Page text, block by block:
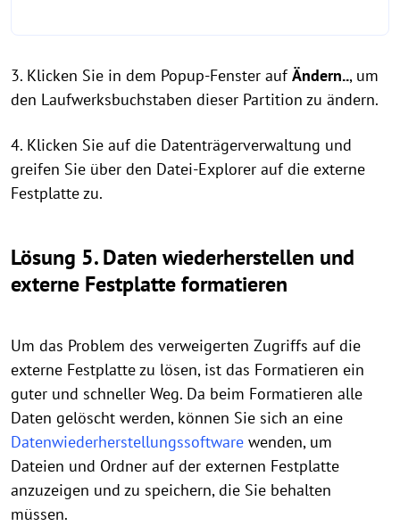
3. Klicken Sie in dem Popup-Fenster aufÄndern.., um
den Laufwerksbuchstaben dieser Partition zu ändern.
4. Klicken Sie auf die Datenträgerverwaltung und
greifen Sie über den Datei-Explorer auf die externe
Festplatte zu.
Lösung 5. Daten wiederherstellen und
externe Festplatte formatieren
Um das Problem des verweigerten Zugriffs auf die
externe Festplatte zu lösen, ist das Formatieren ein
guter und schneller Weg. Da beim Formatieren alle
Daten gelöscht werden, können Sie sich an eine
Datenwiederherstellungssoftware wenden, um
Dateien und Ordner auf der externen Festplatte
anzuzeigen und zu speichern, die Sie behalten
müssen.